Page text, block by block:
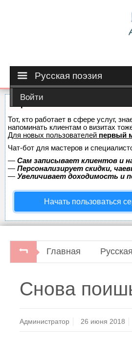
Русская поэзия
Войти
Тот, кто работает в сфере услуг,
напоминать клиентам о визитах
Для новых пользователей первый
Чат-бот для мастеров и
— Сам записывает клиентов и
— Персонализирует скидки,
— Увеличивает доходимость и
Начать пользоваться
Главная
писатель, 1985.
Снова
Администратор 26 июня 2018